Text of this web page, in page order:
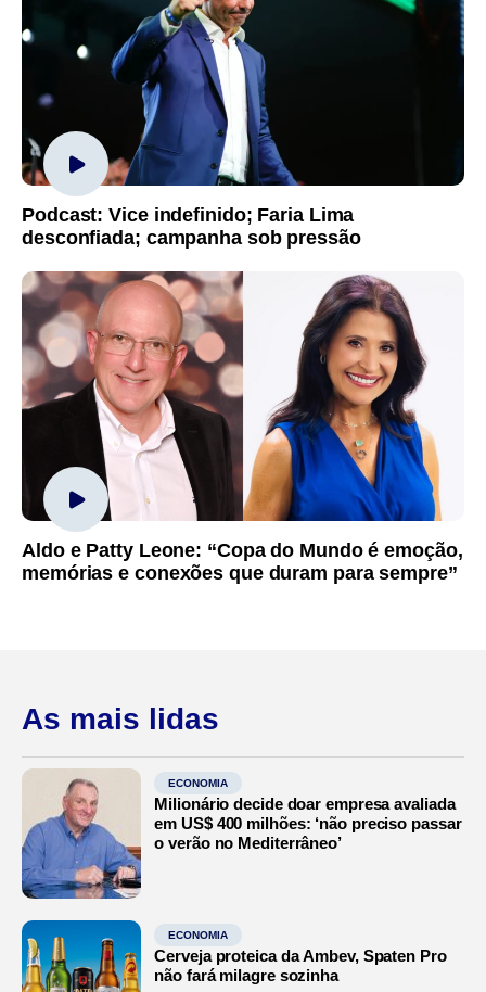
Podcast: Vice indefinido; Faria Lima
desconfiada; campanha sob pressão
Aldo e Patty Leone: “Copa do Mundo é emoção,
memórias e conexões que duram para sempre”
As mais lidas
ECONOMIA
Milionário decide doar empresa avaliada
em US$ 400 milhões: ‘não preciso passar
o verão no Mediterrâneo’
ECONOMIA
Cerveja proteica da Ambev, Spaten Pro
não fará milagre sozinha